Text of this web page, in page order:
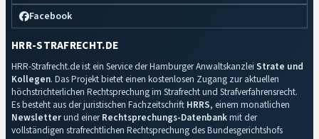
Facebook
HRR-STRAFRECHT.DE
HRR-Strafrecht.de ist ein Service der Hamburger Anwaltskanzlei Strate und
Kollegen. Das Projekt bietet einen kostenlosen Zugang zur aktuellen
höchstrichterlichen Rechtsprechung im Strafrecht und Strafverfahrensrecht.
Es besteht aus der juristischen Fachzeitschrift HRRS, einem monatlichen
Newsletterund einerRechtsprechungs-Datenbankmit der
vollständigen strafrechtlichen Rechtsprechung des Bundesgerichtshofs